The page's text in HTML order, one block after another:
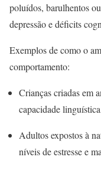
poluídos, barulhentos
depressão e déficits
Exemplos de como o
comportamento:
Crianças criadas em
capacidade
Adultos expostos à
níveis de estresse e